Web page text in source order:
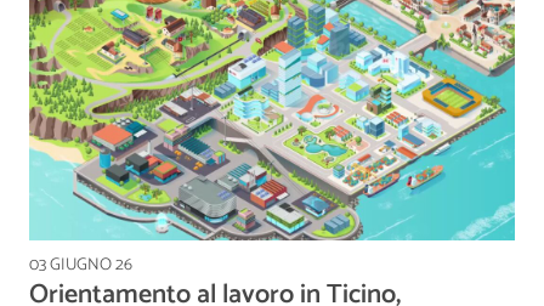
03 GIUGNO 26
Orientamento al lavoro in Ticino,